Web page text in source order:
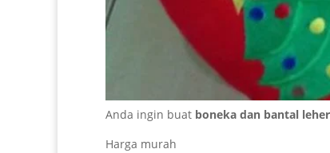
Anda ingin buat boneka dan bantal
Harga murah